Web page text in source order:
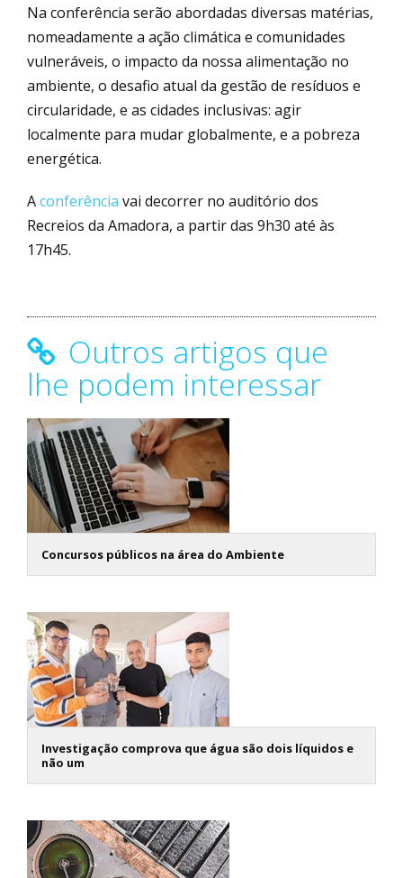
Na conferência serão abordadas diversas matérias,
nomeadamente a ação climática e comunidades
vulneráveis, o impacto da nossa alimentação no
ambiente, o desafio atual da gestão de resíduos e
circularidade, e as cidades inclusivas: agir
localmente para mudar globalmente, e a pobreza
energética.
Aconferência vai decorrer no auditório dos
Recreios da Amadora, a partir das 9h30 até às
17h45.
Outros artigos que
lhe podem interessar
Concursos públicos na área do Ambiente
Investigação comprova que água são dois líquidos e
não um